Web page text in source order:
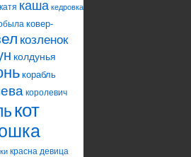
катя каша кедровка
ковер-
козленок
колдунья
корабль
королевич
кот
красна девица